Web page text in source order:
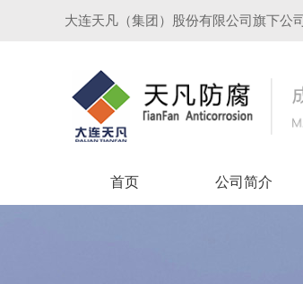
大连天凡（集团）股份有限公司旗下公
首页 公司简介